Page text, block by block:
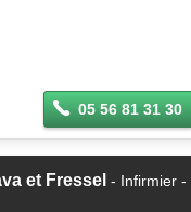
05 56 81 31 30
et Fressel - Infirmier -